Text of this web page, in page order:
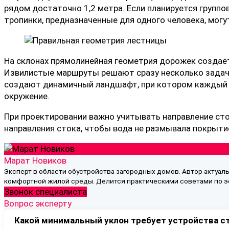
рядом достаточно 1,2 метра. Если планируется
тропинки, предназначенные для одного человека,
На склонах прямолинейная геометрия дорожек
Извилистые маршруты решают сразу несколько
создают динамичный ландшафт, при котором каждый
окружение.
При проектировании важно учитывать направление
направления стока, чтобы вода не размывала
Марат Новиков
Эксперт в области обустройства загородных домов. Автор
комфортной жилой среды. Делится практическими советами по
Звонок специалиста
Вопрос эксперту
Какой минимальный уклон требует устройства